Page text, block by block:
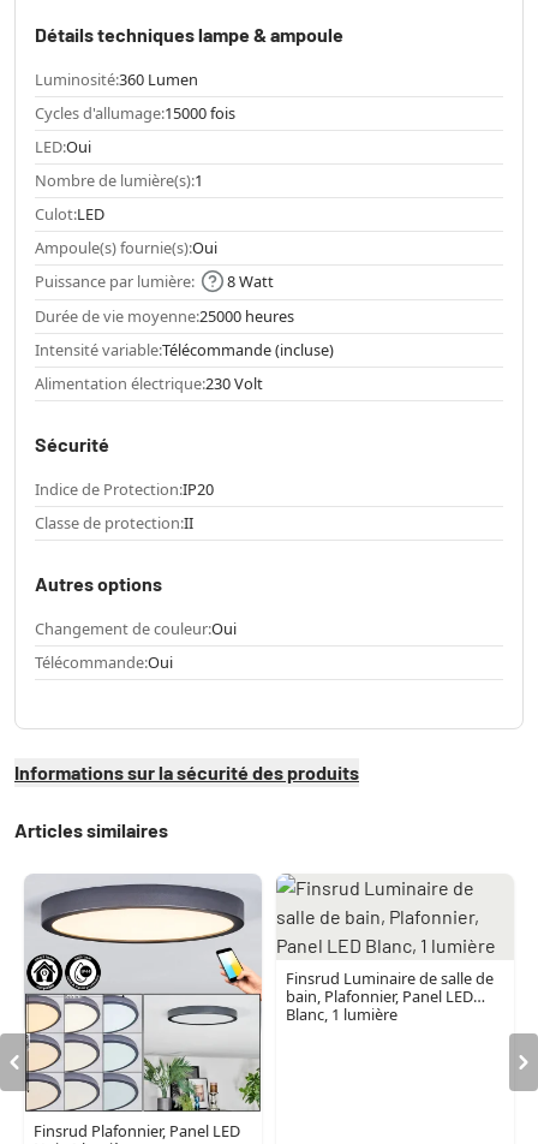
Détails techniques lampe & ampoule
Luminosité:360 Lumen
Cycles d'allumage:15000 fois
LED:Oui
Nombre de lumière(s):1
Culot:LED
Ampoule(s) fournie(s):Oui
Puissance par lumière:
8 Watt
Durée de vie moyenne:25000 heures
Intensité variable:Télécommande (incluse)
Alimentation électrique:230 Volt
Sécurité
Indice de Protection:IP20
Classe de protection:II
Autres options
Changement de couleur:Oui
Télécommande:Oui
Informations sur la sécurité des produits
Articles similaires
Finsrud Plafonnier, Panel LED
Finsrud Luminaire de salle de
bain, Plafonnier, Panel LED
Blanc, 1 lumière